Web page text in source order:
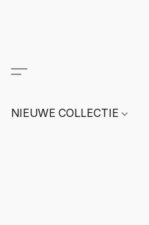
NIEUWE COLLECTIE